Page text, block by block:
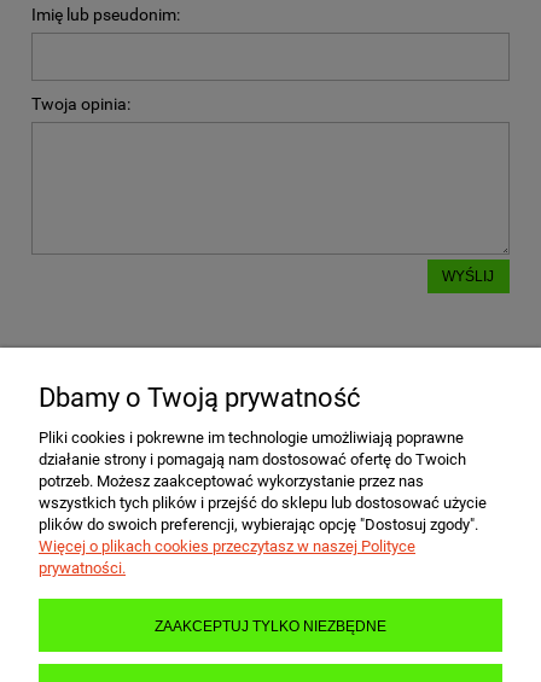
Imię lub pseudonim:
Twoja opinia:
WYŚLIJ
POMOC
MOJE KONTO
PŁATNOŚCI I DOSTAWA
INFORMACJE
Dbamy o Twoją prywatność
Pliki cookies i pokrewne im technologie umożliwiają poprawne
działanie strony i pomagają nam dostosować ofertę do Twoich
potrzeb. Możesz zaakceptować wykorzystanie przez nas
wszystkich tych plików i przejść do sklepu lub dostosować użycie
plików do swoich preferencji, wybierając opcję "Dostosuj zgody".
Więcej o plikach cookies przeczytasz w naszej Polityce
prywatności.
ZAAKCEPTUJ TYLKO NIEZBĘDNE